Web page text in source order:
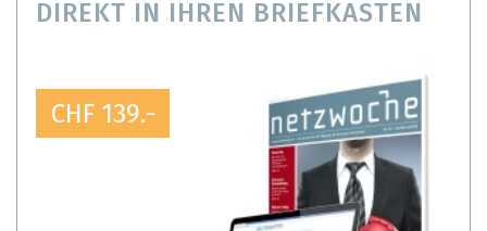
DIREKT IN IHREN BRIEFKASTEN
CHF 139.-